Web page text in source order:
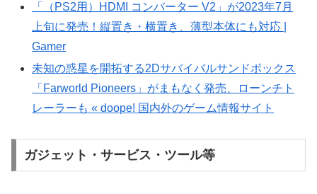
「（PS2用）HDMI コンバーター V2」が2023年7月
上旬に発売！縦置き・横置き、薄型本体にも対応 |
Gamer
未知の惑星を開拓する2Dサバイバルサンドボックス
「Farworld Pioneers」がまもなく発売、ローンチト
レーラーも « doope! 国内外のゲーム情報サイト
ガジェット・サービス・ツール等